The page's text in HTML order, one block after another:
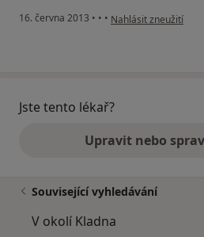
16. června 2013 • • • podle názoru
Nahlásit zneužití
Jste tento lékař?
Upravit nebo
Související vyhledávání
V okolí Kladna